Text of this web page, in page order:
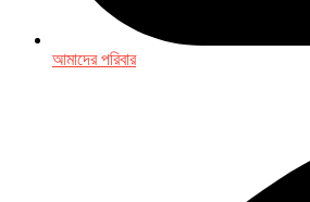
আমাদের পরিবার